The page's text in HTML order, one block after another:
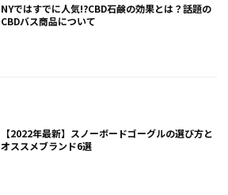
NYではすでに人気!?CBD石鹸の効果とは？話題の
CBDバス商品について
【2022年最新】スノーボードゴーグルの選び方と
オススメブランド6選